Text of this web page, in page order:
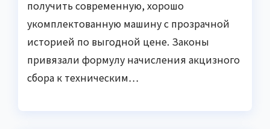
получить современную, хорошо
укомплектованную машину с прозрачной
историей по выгодной цене. Законы
привязали формулу начисления акцизного
сбора к техническим…